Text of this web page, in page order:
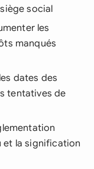
social
les
manqués
dates des
tentatives de
et la signification